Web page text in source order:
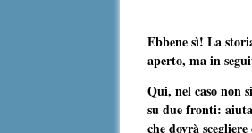
Ebbene sì! La
aperto, ma in
Qui, nel caso non
su due fronti:
che dovrà